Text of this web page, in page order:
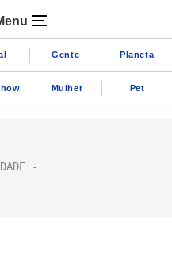
Gente Planeta
Mulher Pet